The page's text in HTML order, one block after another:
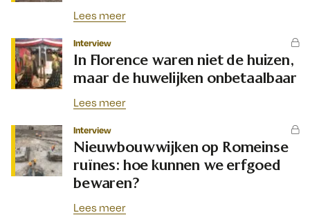
Lees meer
Interview
In Florence waren niet de huizen,
maar de huwelijken onbetaalbaar
Lees meer
Interview
Nieuwbouwwijken op Romeinse
ruïnes: hoe kunnen we erfgoed
bewaren?
Lees meer